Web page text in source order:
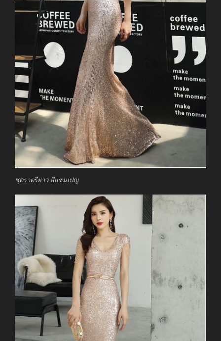
ชุดราตรียาว สีแชมเปญ